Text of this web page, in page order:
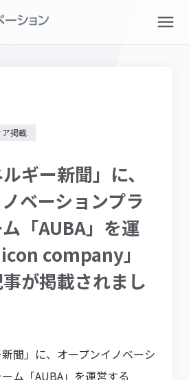
ア掲載
ギー新聞」に、
ベーションプラ
「AUBA」を運
company」
が掲載されまし
聞 」に、オープンイノベーシ
ム「AUBA」を運営する